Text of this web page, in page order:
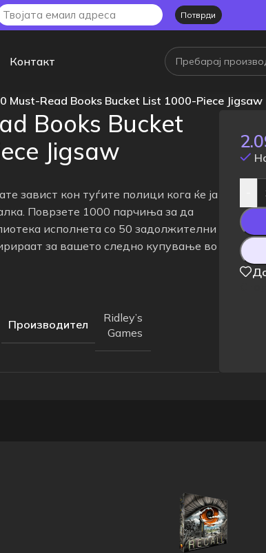
Контакт
Must-Read Books Bucket List 1000-Piece Jigsaw
Books Bucket
Jigsaw
завист кон туѓите полици кога ќе ја
Поврзете 1000 парчиња за да
исполнета со 50 задолжителни
за вашето следно купување во
Производител
Ridley’s
Games